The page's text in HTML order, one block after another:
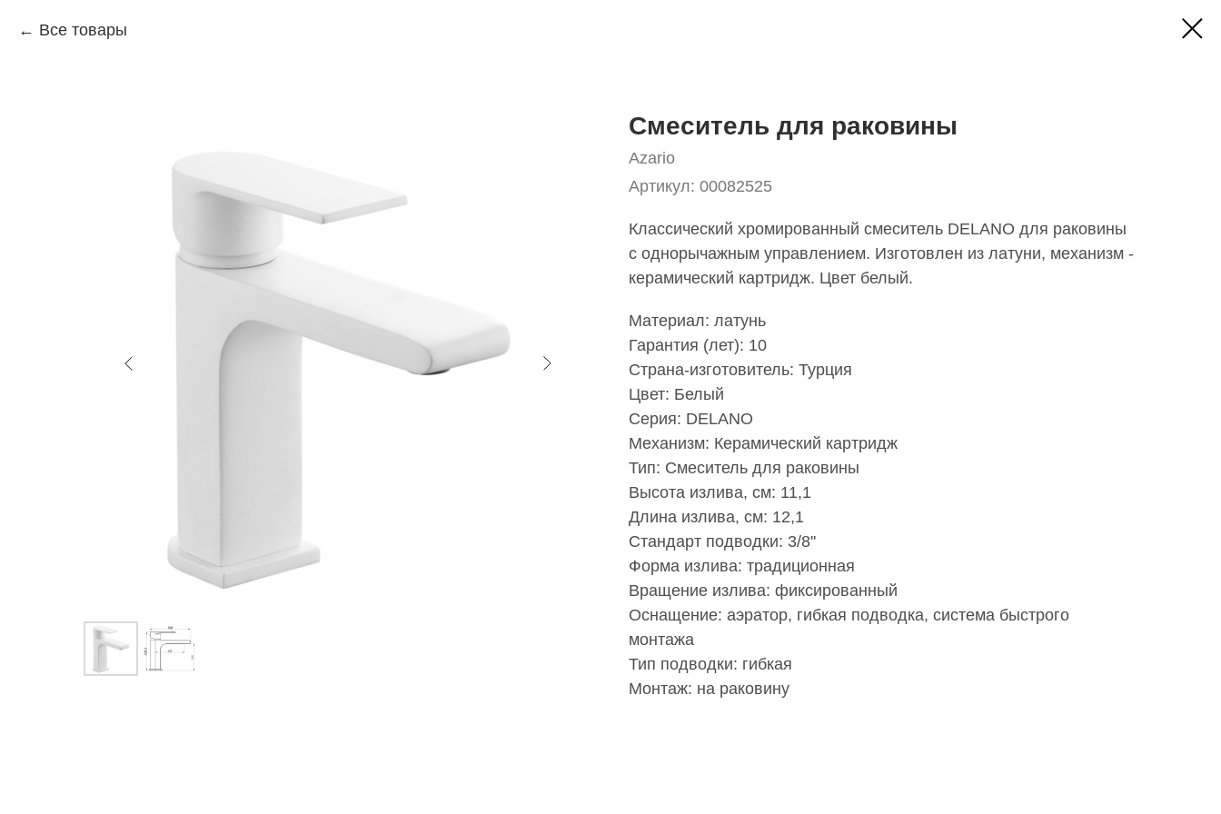
Все товары
Cмеситель для раковины
Azario
Артикул: 00082525
Классический хромированный смеситель DELANO для раковины
с однорычажным управлением. Изготовлен из латуни, механизм -
керамический картридж. Цвет белый.
Материал: латунь
Гарантия (лет): 10
Страна-изготовитель: Турция
Цвет: Белый
Серия: DELANO
Механизм: Керамический картридж
Тип: Смеситель для раковины
Высота излива, см: 11,1
Длина излива, см: 12,1
Стандарт подводки: 3/8''
Форма излива: традиционная
Вращение излива: фиксированный
Оснащение: аэратор, гибкая подводка, система быстрого
монтажа
Тип подводки: гибкая
Монтаж: на раковину